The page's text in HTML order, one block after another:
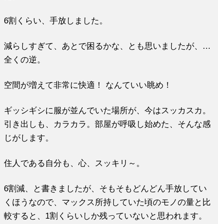
6割くらい、手放しました。
減らしすぎて、あとで困るかな、とも思いましたが、…
全くの逆。
空間が増えて非常に快適！ なんていい眺め！
ギッシギシに服が並んでいた場所が、今はスッカスカ。
引き出しも、カラカラ。部屋が呼吸し始めた、そんな感
じがします。
住人である自分も、心、スッキリ～。
6割減、と書きましたが、そもそもどんどん手放してい
くほうなので、マックス所持していた頃のモノの量と比
較すると、1割くらいしか残っていないと思われます。